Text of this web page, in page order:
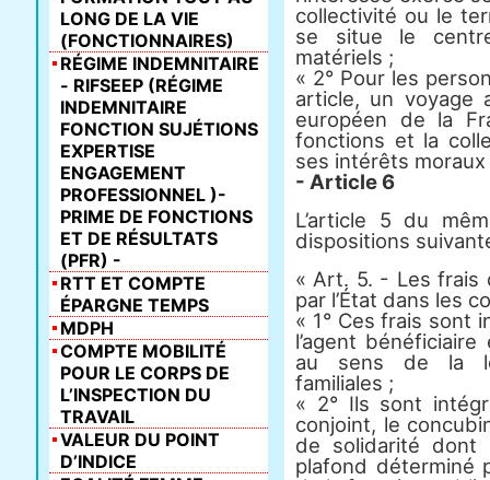
collectivité ou le
se situe le
matériels ;
« 2° Pour les
article, un voyage
européen de la
fonctions et la
ses intérêts
- Article 6
L’article 5 du
dispositions
« Art. 5. - Les frais
par l’État dans les
« 1° Ces frais sont
l’agent
au sens de la
familiales ;
« 2° Ils sont
conjoint, le
de solidarité dont
plafond déterminé
LONG DE LA VIE
(FONCTIONNAIRES)
RÉGIME INDEMNITAIRE
- RIFSEEP (RÉGIME
INDEMNITAIRE
FONCTION SUJÉTIONS
EXPERTISE
ENGAGEMENT
PROFESSIONNEL )-
PRIME DE FONCTIONS
ET DE RÉSULTATS
(PFR) -
RTT ET COMPTE
ÉPARGNE TEMPS
MDPH
COMPTE MOBILITÉ
POUR LE CORPS DE
L’INSPECTION DU
TRAVAIL
VALEUR DU POINT
D’INDICE